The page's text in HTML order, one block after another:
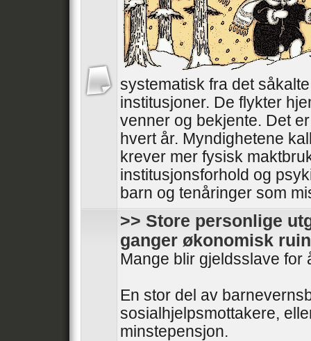
systematisk fra det
institusjoner. De flykter
venner og bekjente. Det
hvert år. Myndighetene
krever mer fysisk
institusjonsforhold og
barn og tenåringer som
>> Store personlige
ganger økonomisk ruin
Mange blir gjeldsslave for
En stor del av
sosialhjelpsmottakere,
minstepensjon.